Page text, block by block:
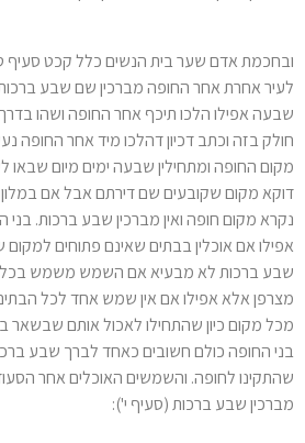
ובחכמת אדם שער בית הנשים כלל קכט סעיף
לעיר אחרת אחר החופה מברכין שם שבע
שבעה אפילו הלכו תיכף אחר החופה ושהו
חולק בזה וכתב דכיון דהלכו מיד אחר החופה
מקום החופה ומתחילין שבעה ימים מיום שבאו
דוקא מקום שקובעים שם דירתם אבל אם
נקרא מקום חופה ואין מברכין שבע ברכות.
אפילו אם אוכלין בבתים שאינם פתוחים
שבע ברכות לא מבעיא אם השמש משמש
מצרפן אלא אפילו אם אין שמש אחד לכל
מכל מקום כיון שהתחילו לאכול אותם שבשאר
בני החופה כולם חשובים כאחד לברך שבע
שהתקינו לחופה. והשמשים האוכלים אחר
מברכין שבע ברכות (סעיף י'):